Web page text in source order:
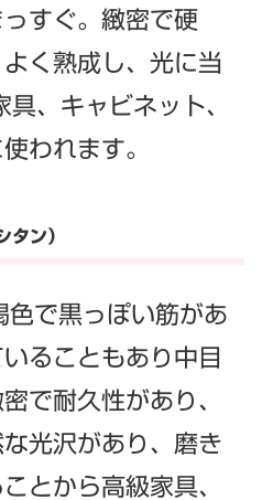
すぐ。緻密で硬
く熟成し、光に当
、キャビネット、
われます。
ン）
で黒っぽい筋があ
ることもあり中目
で耐久性があり、
光沢があり、磨き
とから高級家具、